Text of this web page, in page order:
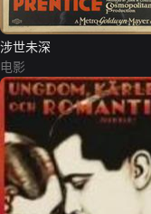
涉世未深
电影